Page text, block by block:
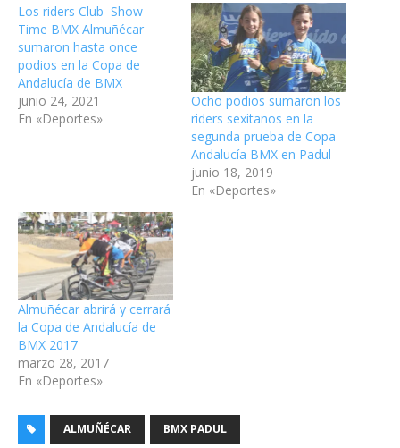
Los riders Club Show
Time BMX Almuñécar
sumaron hasta once
podios en la Copa de
Andalucía de BMX
junio 24, 2021
En «Deportes»
Ocho podios sumaron los
riders sexitanos en la
segunda prueba de Copa
Andalucía BMX en Padul
junio 18, 2019
En «Deportes»
Almuñécar abrirá y cerrará
la Copa de Andalucía de
BMX 2017
marzo 28, 2017
En «Deportes»
ALMUÑÉCAR BMX PADUL